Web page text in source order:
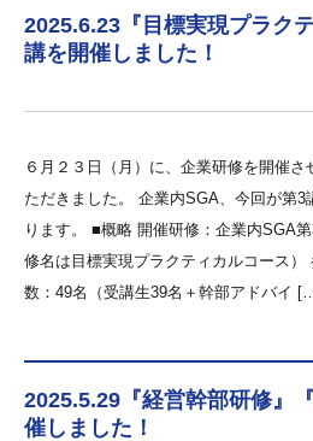
2025.6.23『目標実現プラク
講を開催しました！
６月２３日（月）に、企業研修を開催さ
ただきました。 企業内SGA、今回が第3
ります。 ■概略 開催研修：企業内SGA
修名は目標実現プラクティカルコース）
数：49名（受講生39名＋幹部アドバイ
2025.5.29『経営幹部研修』
催しました！